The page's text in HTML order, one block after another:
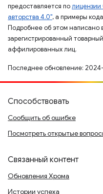
предоставляется по
авторства 4.0", а примеры
Подробнее об этом написано
зарегистрированный
аффилированных лиц.
Последнее обновление:
Способствовать
Сообщить об ошибке
Посмотреть открытые
Связанный контент
Обновления Хрома
Истории успеха